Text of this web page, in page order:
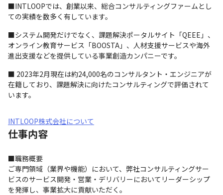
■INTLOOPでは、創業以来、総合コンサルティングファームとし
ての実績を数多く有しています。
■システム開発だけでなく、課題解決ポータルサイト「QEEE」、
オンライン教育サービス「BOOSTA」、人材支援サービスや海外
進出支援などを提供している事業創造カンパニーです。
■ 2023年2月現在は約24,000名のコンサルタント・エンジニアが
在籍しており、課題解決に向けたコンサルティングで評価されて
います。
INTLOOP株式会社について
仕事内容
■職務概要
ご専門領域（業界や機能）において、弊社コンサルティングサー
ビスのサービス開発・営業・デリバリーにおいてリーダーシップ
を発揮し、事業拡大に貢献いただく。